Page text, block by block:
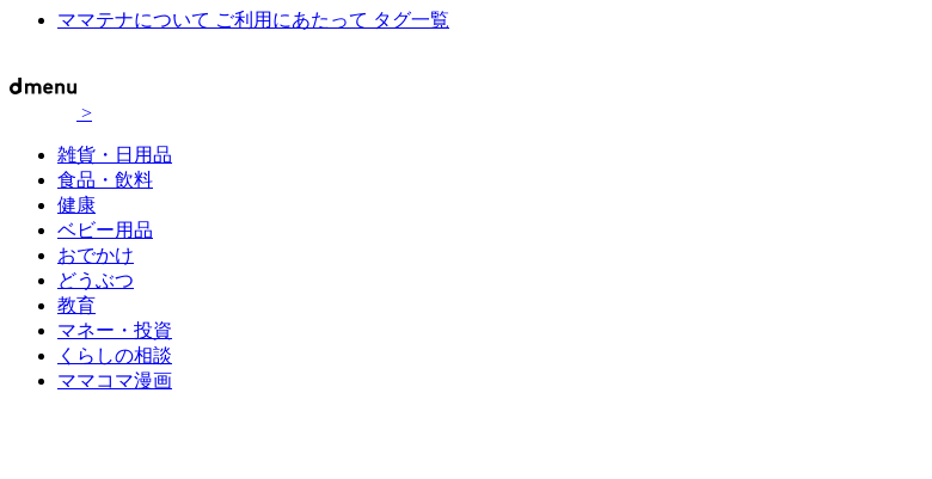
ママテナについて ご利用にあたって タグ一覧
>
雑貨・日用品
食品・飲料
健康
ベビー用品
おでかけ
どうぶつ
教育
マネー・投資
くらしの相談
ママコマ漫画